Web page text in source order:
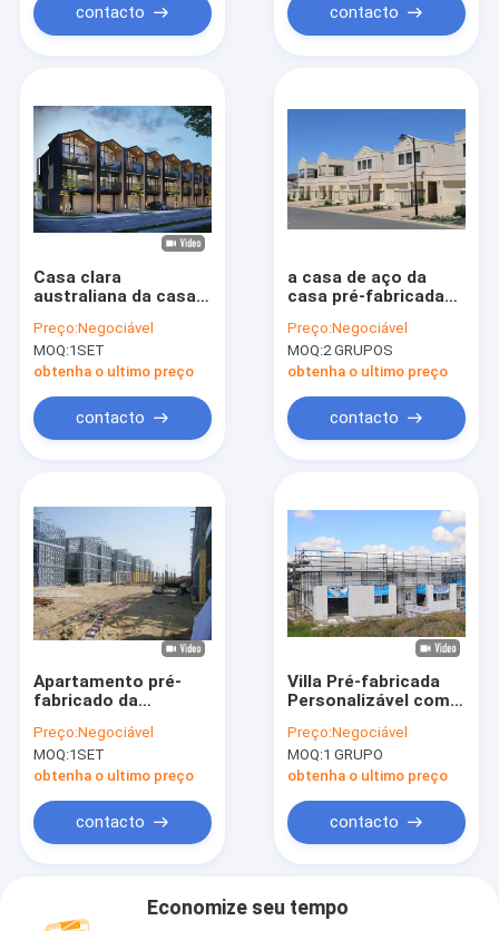
contacto contacto
Casa clara
australiana da casa
projeto dos jogos de
construção de casas
da armação de aço
Preço:Negociável
MOQ:1SET
obtenha o ultimo preço
contacto
a casa de aço da
casa pré-fabricada
apartamentos leves
da casa pré-
fabricada da
calibre
Preço:Negociável
MOQ:2 GRUPOS
obtenha o ultimo preço
contacto
Apartamento pré-
fabricado da
de
apartamentos/tufão
da armação de aço
Preço:Negociável
MOQ:1SET
obtenha o ultimo preço
contacto
Villa Pré-fabricada
Personalizável com
Leve – Casa Modular
Isolada de
Construção Rápida
Preço:Negociável
MOQ:1 GRUPO
obtenha o ultimo preço
contacto
Economize seu tempo